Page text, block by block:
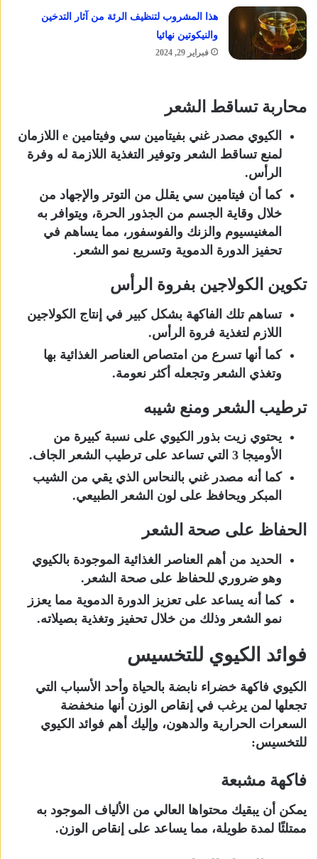
هذا المشروب لتنظيف الرئة من آثار التدخين
والنيكوتين نهائيا
فبراير 29, 2024
محاربة تساقط الشعر
الكيوي مصدر غني بفيتامين سي وفيتامين e اللازمان
لمنع تساقط الشعر وتوفير التغذية اللازمة له وفرة
الرأس.
كما أن فيتامين سي يقلل من التوتر والإجهاد من
خلال وقاية الجسم من الجذور الحرة، ويتوافر به
المغنيسيوم والزنك والفوسفور، مما يساهم في
تحفيز الدورة الدموية وتسريع نمو الشعر.
تكوين الكولاجين بفروة الرأس
تساهم تلك الفاكهة بشكل كبير في إنتاج الكولاجين
اللازم لتغذية فروة الرأس.
كما أنها تسرع من امتصاص العناصر الغذائية بها
وتغذي الشعر وتجعله أكثر نعومة.
ترطيب الشعر ومنع شيبه
يحتوي زيت بذور الكيوي على نسبة كبيرة من
الأوميجا 3 التي تساعد على ترطيب الشعر الجاف.
كما أنه مصدر غني بالنحاس الذي يقي من الشيب
المبكر ويحافظ على لون الشعر الطبيعي.
الحفاظ على صحة الشعر
الحديد من أهم العناصر الغذائية الموجودة بالكيوي
وهو ضروري للحفاظ على صحة الشعر.
كما أنه يساعد على تعزيز الدورة الدموية مما يعزز
نمو الشعر وذلك من خلال تحفيز وتغذية بصيلاته.
فوائد الكيوي للتخسيس
الكيوي فاكهة خضراء نابضة بالحياة وأحد الأسباب التي
تجعلها لمن يرغب في إنقاص الوزن أنها منخفضة
السعرات الحرارية والدهون، وإليك أهم فوائد الكيوي
للتخسيس:
فاكهة مشبعة
يمكن أن يبقيك محتواها العالي من الألياف الموجود به
ممتلئًا لمدة طويلة، مما يساعد على إنقاص الوزن.